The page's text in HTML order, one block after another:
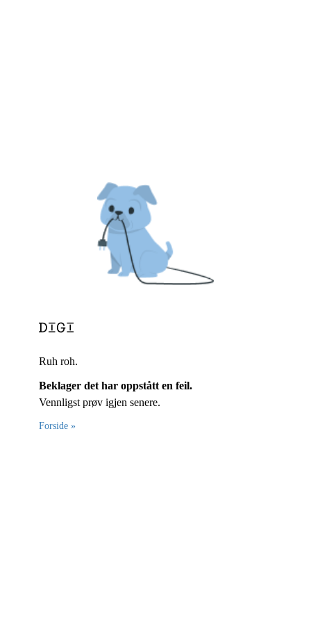
Ruh roh.
Beklager det har oppstått en feil.
Vennligst prøv igjen senere.
Forside »